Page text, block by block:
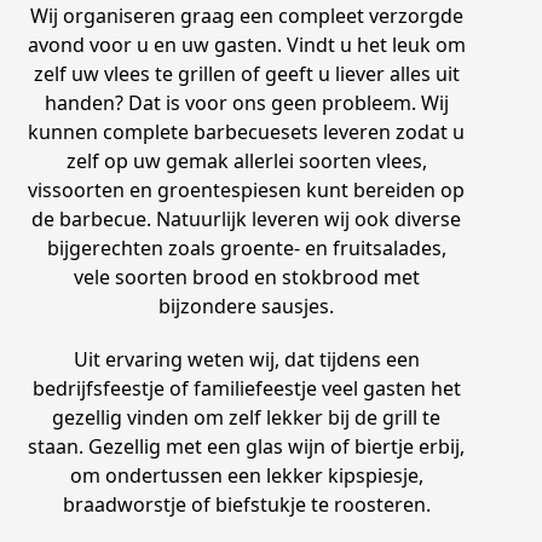
Wij organiseren graag een compleet verzorgde
avond voor u en uw gasten. Vindt u het leuk om
zelf uw vlees te grillen of geeft u liever alles uit
handen? Dat is voor ons geen probleem. Wij
kunnen complete barbecuesets leveren zodat u
zelf op uw gemak allerlei soorten vlees,
vissoorten en groentespiesen kunt bereiden op
de barbecue. Natuurlijk leveren wij ook diverse
bijgerechten zoals groente- en fruitsalades,
vele soorten brood en stokbrood met
bijzondere sausjes.
Uit ervaring weten wij, dat tijdens een
bedrijfsfeestje of familiefeestje veel gasten het
gezellig vinden om zelf lekker bij de grill te
staan. Gezellig met een glas wijn of biertje erbij,
om ondertussen een lekker kipspiesje,
braadworstje of biefstukje te roosteren.